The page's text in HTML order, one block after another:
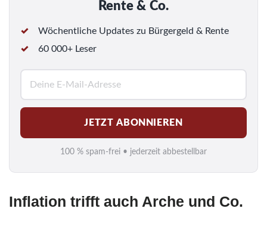
Rente & Co.
Wöchentliche Updates zu Bürgergeld & Rente
60 000+ Leser
M
a
i
l
*
JETZT ABONNIEREN
100 % spam-frei • jederzeit abbestellbar
Inflation trifft auch Arche und Co.